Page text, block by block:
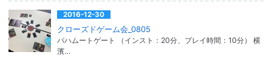
2016-12-30
クローズドゲーム会_0805
バハムートゲート （インスト：20分、プレイ時間：10分） 横
濱…